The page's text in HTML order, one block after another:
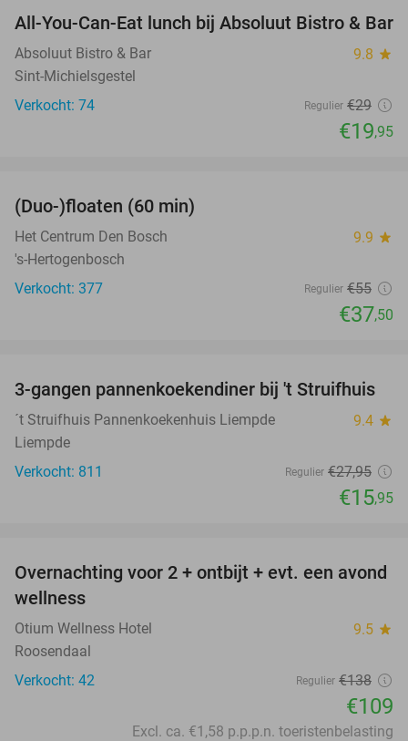
31%
All-You-Can-Eat lunch bij Absoluut Bistro & Bar
Absoluut Bistro & Bar 9.8 star
Sint-Michielsgestel
Verkocht: 74
Regulier €29
€19,95
(Duo-)floaten (60 min)
Het Centrum Den Bosch 9.9 star
's-Hertogenbosch
Verkocht: 377
Regulier €55
€37,50
43%
3-gangen pannenkoekendiner bij 't Struifhuis
´t Struifhuis Pannenkoekenhuis Liempde 9.4 star
Liempde
Verkocht: 811
Regulier €27,95
€15,95
21%
Overnachting voor 2 + ontbijt + evt. een avond
wellness
Otium Wellness Hotel 9.5 star
Roosendaal
Verkocht: 42
Regulier €138
€109
Excl. ca. €1,58 p.p.p.n. toeristenbelasting